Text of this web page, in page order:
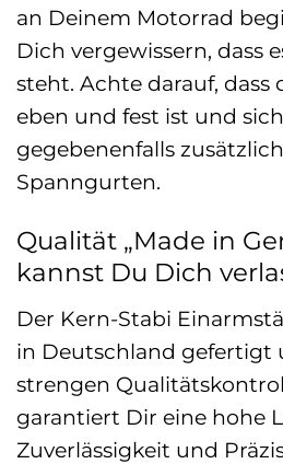
an Deinem Motorrad
Dich vergewissern, dass
steht. Achte darauf,
eben und fest ist und
gegebenenfalls
Spanngurten.
Qualität „Made in
kannst Du Dich
Der Kern-Stabi
in Deutschland gefertigt
strengen
garantiert Dir eine hohe
Zuverlässigkeit und